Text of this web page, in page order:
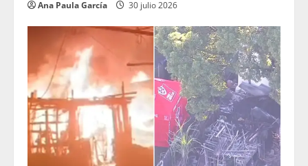
Ana Paula García 30 julio 2026